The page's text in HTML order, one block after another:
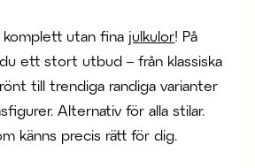
komplett utan fina julkulor! På
ett stort utbud – från klassiska
till trendiga randiga varianter
Alternativ för alla stilar.
känns precis rätt för dig.